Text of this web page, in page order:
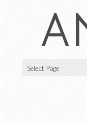
Select Page